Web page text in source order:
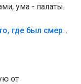
ума - палаты.
«Попал на пику»: СК показал место, где был смертельно травмирован ребенок в Тольятти
от